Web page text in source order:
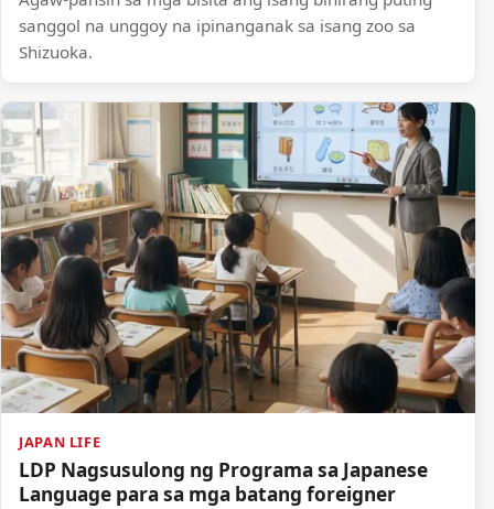
sanggol na unggoy na ipinanganak sa isang zoo sa
Shizuoka.
JAPAN LIFE
LDP Nagsusulong ng Programa sa Japanese
Language para sa mga batang foreigner